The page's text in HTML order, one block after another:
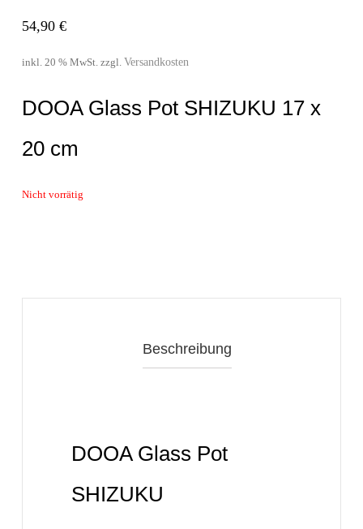
54,90 €
inkl. 20 % MwSt. zzgl. Versandkosten
DOOA Glass Pot SHIZUKU 17 x
20 cm
Nicht vorrätig
Beschreibung
DOOA Glass Pot
SHIZUKU